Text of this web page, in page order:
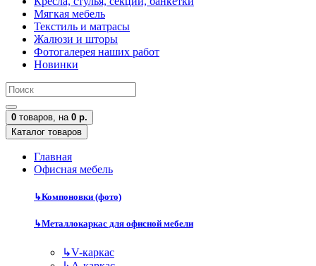
Мягкая мебель
Текстиль и матрасы
Жалюзи и шторы
Фотогалерея наших работ
Новинки
0 товаров, на 0 р.
Каталог товаров
Главная
Офисная мебель
↳Компоновки (фото)
↳Металлокаркас для офисной мебели
↳V-каркас